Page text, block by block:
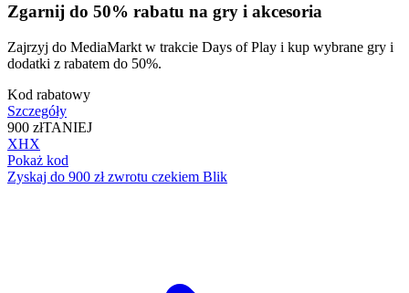
Zgarnij do 50% rabatu na gry i akcesoria
Zajrzyj do MediaMarkt w trakcie Days of Play i kup wybrane gry i
dodatki z rabatem do 50%.
Kod rabatowy
Szczegóły
900 złTANIEJ
XHX
Pokaż kod
Zyskaj do 900 zł zwrotu czekiem Blik